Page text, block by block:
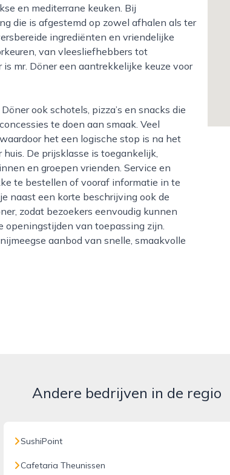
en mediterrane keuken. Bij
die is afgestemd op zowel afhalen als ter
ingrediënten en vriendelijke
van vleesliefhebbers tot
mr. Döner een aantrekkelijke keuze voor
te doen aan smaak. Veel
het een logische stop is na het
De prijsklasse is toegankelijk,
en groepen vrienden. Service en
te bestellen of vooraf informatie in te
naast een korte beschrijving ook de
zodat bezoekers eenvoudig kunnen
openingstijden van toepassing zijn.
aanbod van snelle, smaakvolle
Andere bedrijven in de regio
SushiPoint
Cafetaria Theunissen